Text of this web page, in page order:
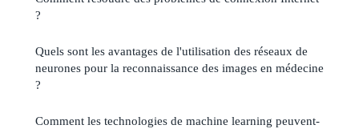
?
Quels sont les avantages de l'utilisation des réseaux de
neurones pour la reconnaissance des images en médecine
?
Comment les technologies de machine learning peuvent-